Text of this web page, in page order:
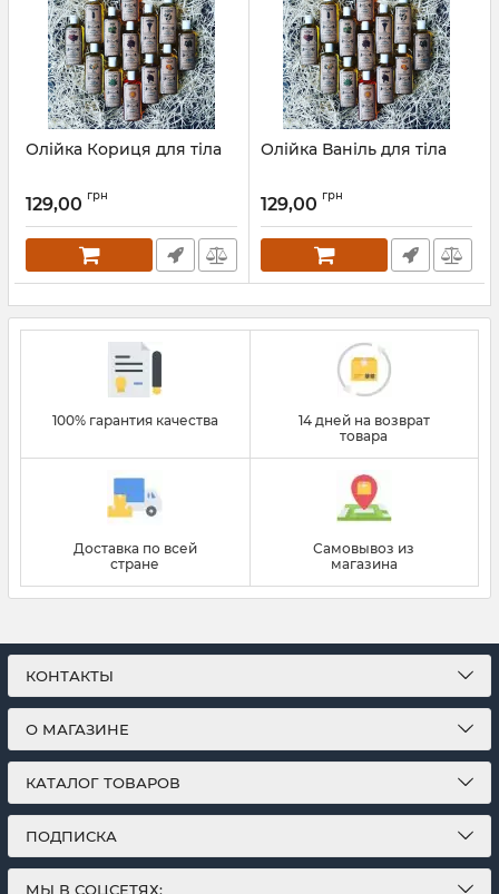
Олійка Кориця для тіла
129,00 грн
Олійка Ваніль для тіла
129,00 грн
100% гарантия качества
14 дней на возврат
товара
Доставка по всей
стране
Самовывоз из
магазина
КОНТАКТЫ
О МАГАЗИНЕ
КАТАЛОГ ТОВАРОВ
ПОДПИСКА
МЫ В СОЦСЕТЯХ: